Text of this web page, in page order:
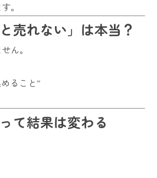
。
売れない」は本当？
ん。
ること”
て結果は変わる